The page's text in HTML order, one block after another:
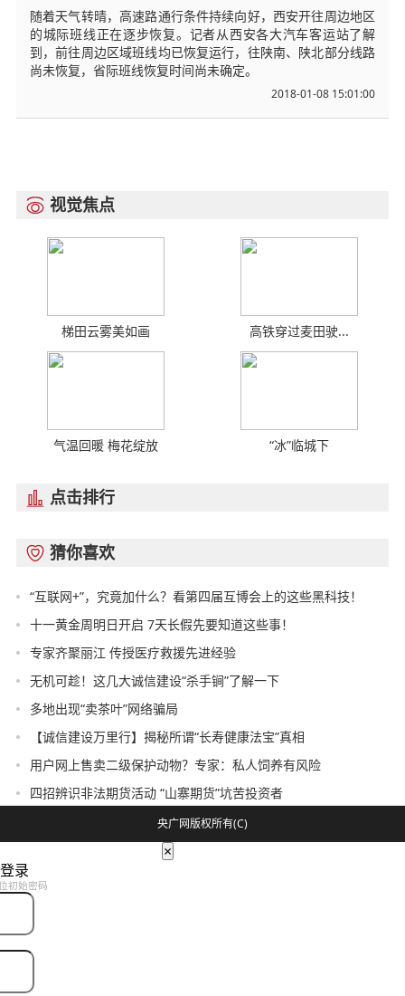
随着天气转晴，高速路通行条件持续向好，西安开往周边地区
的城际班线正在逐步恢复。记者从西安各大汽车客运站了解
到，前往周边区域班线均已恢复运行，往陕南、陕北部分线路
尚未恢复，省际班线恢复时间尚未确定。
2018-01-08 15:01:00
 视觉焦点
梯田云雾美如画 高铁穿过麦田驶...
气温回暖 梅花绽放 “冰”临城下
 点击排行
 猜你喜欢
“互联网+”，究竟加什么？看第四届互博会上的这些黑科技！
十一黄金周明日开启 7天长假先要知道这些事！
专家齐聚丽江 传授医疗救援先进经验
无机可趁！这几大诚信建设“杀手锏”了解一下
多地出现“卖茶叶”网络骗局
【诚信建设万里行】揭秘所谓“长寿健康法宝”真相
用户网上售卖二级保护动物？专家：私人饲养有风险
四招辨识非法期货活动 “山寨期货”坑苦投资者
央广网版权所有(C)
×
录
初始密码